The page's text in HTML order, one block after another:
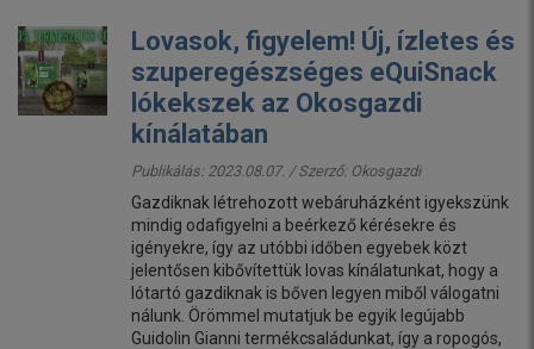
Lovasok, figyelem! Új, ízletes és
szuperegészséges eQuiSnack
lókekszek az Okosgazdi
kínálatában
Publikálás: 2023.08.07. / Szerző: Okosgazdi
Gazdiknak létrehozott webáruházként igyekszünk
mindig odafigyelni a beérkező kérésekre és
igényekre, így az utóbbi időben egyebek közt
jelentősen kibővítettük lovas kínálatunkat, hogy a
lótartó gazdiknak is bőven legyen miből válogatni
nálunk. Örömmel mutatjuk be egyik legújabb
Guidolin Gianni termékcsaládunkat, így a ropogós,